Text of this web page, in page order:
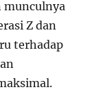
munculnya
Z dan
terhadap